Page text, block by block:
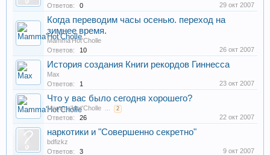
Ответов:
0 29 окт 2007
Когда переводим часы осенью. переход на
зимнее время.
Mamma'Hot'Cholle
Ответов:
10 26 окт 2007
История создания Книги рекордов Гиннесса
Max
Ответов:
1 23 окт 2007
Что у вас было сегодня хорошего?
Mamma'Hot'Cholle ... 2
Ответов: 26 22 окт 2007
наркотики и "Совершенно секретно"
bdfizkz
Ответов:
3 9 окт 2007